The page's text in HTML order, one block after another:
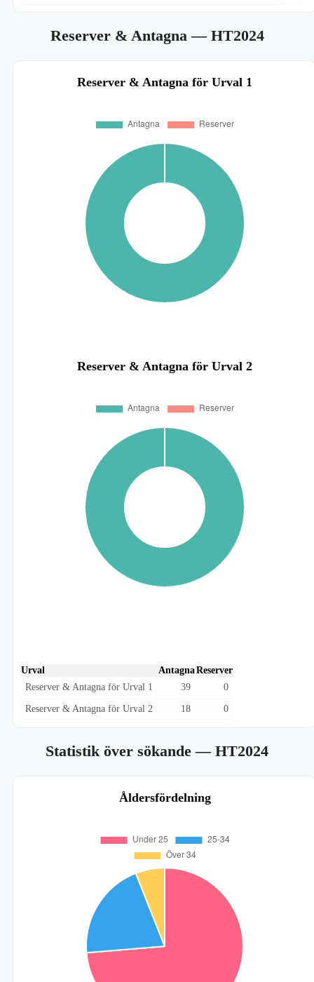
Reserver & Antagna— HT2024
Reserver & Antagna för Urval 1
Reserver & Antagna för Urval 2
Urval AntagnaReserver
Reserver & Antagna för Urval 1
39 0
Reserver & Antagna för Urval 2 18 0
Statistik över sökande— HT2024
Åldersfördelning